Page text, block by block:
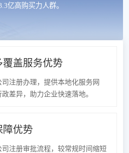
亿高购买力人群。
覆盖服务优势
注册办理，提供本地化服务网
差异，助力企业快速落地。
障优势
注册审批流程，较常规时间缩短